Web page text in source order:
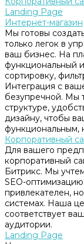
Landing Page
Интернет-магазин
Мы готовы
только легок в
ваш бизнес. На
функциональный
сортировку,
Интеграция с
безупречной. Мы
структуре,
дизайну, чтобы
функциональным,
Корпоративный
Для вашего
корпоративный
Битрикс. Мы
SEO-
привлекателен,
системах. Наша
соответствует
аудитории.
Landing Page